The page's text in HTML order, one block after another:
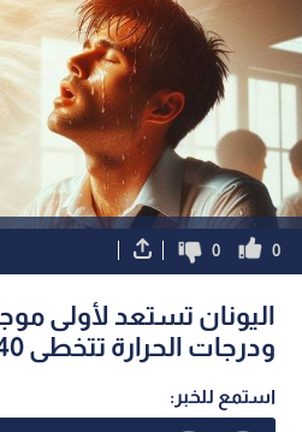
0
0
اليونان تستعد لأولى
ودرجات الحرارة تتخطى 40 مئوية
استمع للخبر: